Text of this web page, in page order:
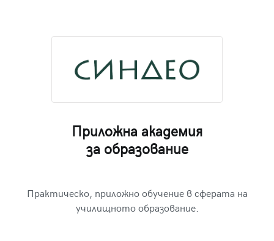
Приложна академия
за образование
Практическо, приложно обучение в сферата на
училищното образование.